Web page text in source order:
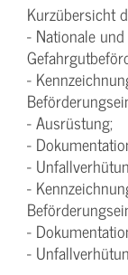
Kurzübersicht
- Nationale
-
- Ausrüstung;
-
-
-
-
-